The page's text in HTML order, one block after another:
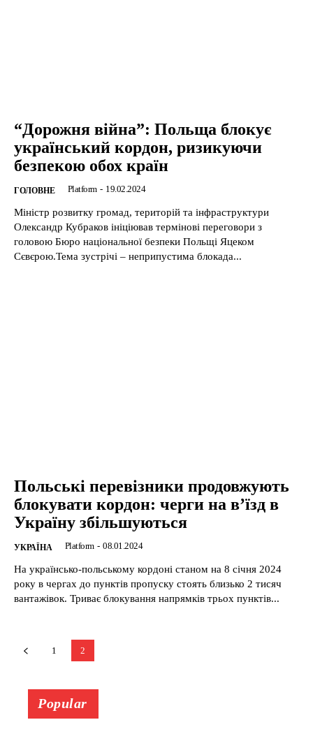
“Дорожня війна”: Польща блокує
український кордон, ризикуючи
безпекою обох країн
ГОЛОВНЕ Platform - 19.02.2024
Міністр розвитку громад, територій та інфраструктури
Олександр Кубраков ініціював термінові переговори з
головою Бюро національної безпеки Польщі Яцеком
Сєвєрою.Тема зустрічі – неприпустима блокада...
Польські перевізники продовжують
блокувати кордон: черги на в’їзд в
Україну збільшуються
УКРАЇНА Platform - 08.01.2024
На українсько-польському кордоні станом на 8 січня 2024
року в чергах до пунктів пропуску стоять близько 2 тисяч
вантажівок. Триває блокування напрямків трьох пунктів...
1 2
Popular